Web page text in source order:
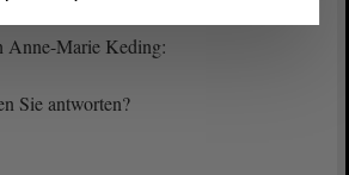
Anne-Marie Keding:
Sie antworten?